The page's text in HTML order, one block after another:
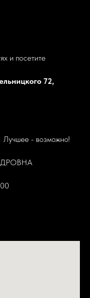
и посетите
72,
Лучшее - возможно!